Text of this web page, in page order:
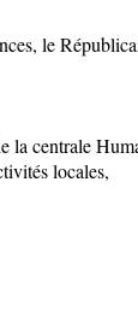
le
la centrale
locales,